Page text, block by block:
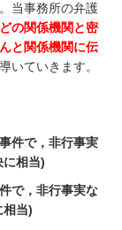
当事務所の弁護
の関係機関と密
と関係機関に伝
いていきます。
件で，非行事実
に相当)
で，非行事実な
相当)